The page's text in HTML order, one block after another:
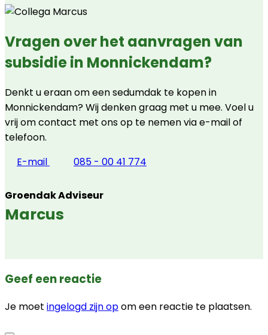
Vragen over het aanvragen van
subsidie in Monnickendam?
Denkt u eraan om een sedumdak te kopen in
Monnickendam? Wij denken graag met u mee. Voel u
vrij om contact met ons op te nemen via e-mail of
telefoon.
E-mail
085 - 00 41 774
Groendak Adviseur
Marcus
Geef een reactie
Je moet ingelogd zijn opom een reactie te plaatsen.